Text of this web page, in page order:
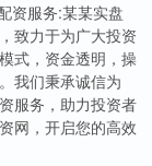
资服务:某某实盘
致力于为广大投资
式，资金透明，操
我们秉承诚信为
服务，助力投资者
网，开启您的高效